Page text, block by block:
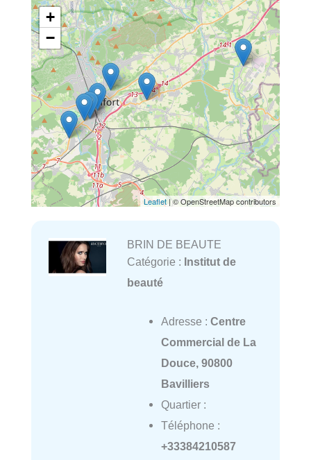
+
−
Leaflet | © OpenStreetMap contributors
BRIN DE BEAUTE
Catégorie : Institut de
beauté
Adresse : Centre
Commercial de La
Douce, 90800
Bavilliers
Quartier :
Téléphone :
+33384210587